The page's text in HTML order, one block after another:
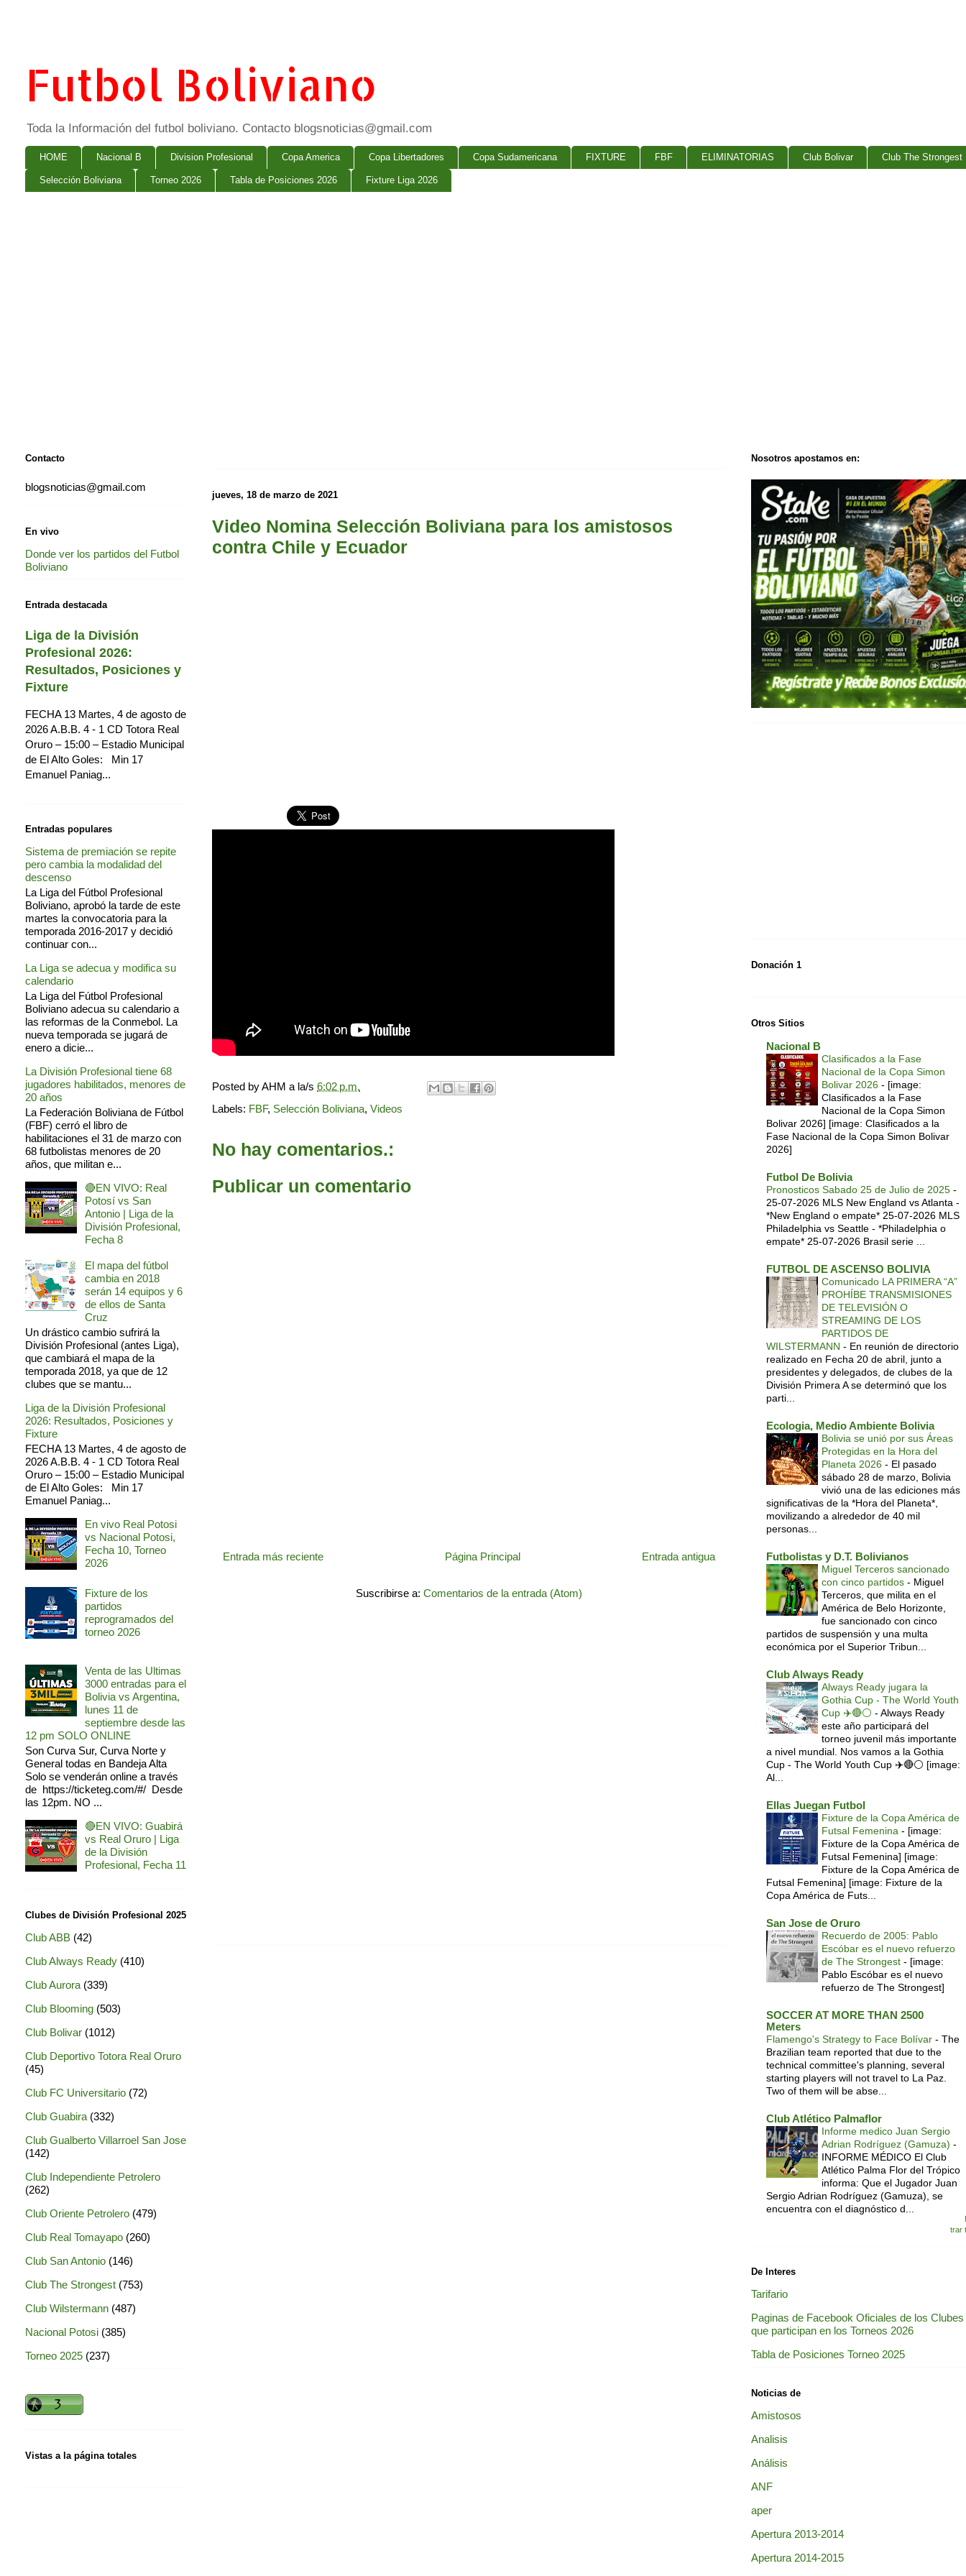
Futbol Boliviano
Toda la Información del futbol boliviano. Contacto blogsnoticias@gmail.com
HOME Nacional B Division Profesional Copa America Copa Libertadores Copa Sudamericana FIXTURE FBF ELIMINATORIAS Club Bolivar Club The Strongest
Selección Boliviana Torneo 2026 Tabla de Posiciones 2026 Fixture Liga 2026
jueves, 18 de marzo de 2021
Video Nomina Selección Boliviana para los amistosos
contra Chile y Ecuador
Posted byAHM a la/s 6:02 p.m.
Labels: FBF, Selección Boliviana, Videos
No hay comentarios.:
Publicar un comentario
Entrada más reciente Entrada antigua
Página Principal
Suscribirse a: Comentarios de la entrada (Atom)
Contacto
blogsnoticias@gmail.com
En vivo
Donde ver los partidos del Futbol
Boliviano
Entrada destacada
Liga de la División
Profesional 2026:
Resultados, Posiciones y
Fixture
FECHA 13 Martes, 4 de agosto de
2026 A.B.B. 4 - 1 CD Totora Real
Oruro – 15:00 – Estadio Municipal
de El Alto Goles: Min 17
Emanuel Paniag...
Entradas populares
Sistema de premiación se repite
pero cambia la modalidad del
descenso
La Liga del Fútbol Profesional
Boliviano, aprobó la tarde de este
martes la convocatoria para la
temporada 2016-2017 y decidió
continuar con...
La Liga se adecua y modifica su
calendario
La Liga del Fútbol Profesional
Boliviano adecua su calendario a
las reformas de la Conmebol. La
nueva temporada se jugará de
enero a dicie...
La División Profesional tiene 68
jugadores habilitados, menores de
20 años
La Federación Boliviana de Fútbol
(FBF) cerró el libro de
habilitaciones el 31 de marzo con
68 futbolistas menores de 20
años, que militan e...
🔴EN VIVO: Real
Potosí vs San
Antonio | Liga de la
División Profesional,
Fecha 8
El mapa del fútbol
cambia en 2018
serán 14 equipos y 6
de ellos de Santa
Cruz
Un drástico cambio sufrirá la
División Profesional (antes Liga),
que cambiará el mapa de la
temporada 2018, ya que de 12
clubes que se mantu...
Liga de la División Profesional
2026: Resultados, Posiciones y
Fixture
FECHA 13 Martes, 4 de agosto de
2026 A.B.B. 4 - 1 CD Totora Real
Oruro – 15:00 – Estadio Municipal
de El Alto Goles: Min 17
Emanuel Paniag...
En vivo Real Potosi
vs Nacional Potosi,
Fecha 10, Torneo
2026
Fixture de los
partidos
reprogramados del
torneo 2026
Venta de las Ultimas
3000 entradas para el
Bolivia vs Argentina,
lunes 11 de
septiembre desde las
12 pm SOLO ONLINE
Son Curva Sur, Curva Norte y
General todas en Bandeja Alta
Solo se venderán online a través
de https://ticketeg.com/#/ Desde
las 12pm. NO ...
🔴EN VIVO: Guabirá
vs Real Oruro | Liga
de la División
Profesional, Fecha 11
Clubes de División Profesional 2025
Club ABB (42)
Club Always Ready (410)
Club Aurora (339)
Club Blooming (503)
Club Bolivar (1012)
Club Deportivo Totora Real Oruro
(45)
Club FC Universitario (72)
Club Guabira (332)
Club Gualberto Villarroel San Jose
(142)
Club Independiente Petrolero
(262)
Club Oriente Petrolero (479)
Club Real Tomayapo (260)
Club San Antonio (146)
Club The Strongest (753)
Club Wilstermann (487)
Nacional Potosi (385)
Torneo 2025 (237)
Vistas a la página totales
Nosotros apostamos en:
Donación 1
Otros Sitios
Nacional B
Clasificados a la Fase
Nacional de la Copa Simon
Bolivar 2026 - [image:
Clasificados a la Fase
Nacional de la Copa Simon
Bolivar 2026] [image: Clasificados a la
Fase Nacional de la Copa Simon Bolivar
2026]
Futbol De Bolivia
Pronosticos Sabado 25 de Julio de 2025 -
25-07-2026 MLS New England vs Atlanta -
*New England o empate* 25-07-2026 MLS
Philadelphia vs Seattle - *Philadelphia o
empate* 25-07-2026 Brasil serie ...
FUTBOL DE ASCENSO BOLIVIA
Comunicado LA PRIMERA “A”
PROHÍBE TRANSMISIONES
DE TELEVISIÓN O
STREAMING DE LOS
PARTIDOS DE
WILSTERMANN - En reunión de directorio
realizado en Fecha 20 de abril, junto a
presidentes y delegados, de clubes de la
División Primera A se determinó que los
parti...
Ecologia, Medio Ambiente Bolivia
Bolivia se unió por sus Áreas
Protegidas en la Hora del
Planeta 2026 - El pasado
sábado 28 de marzo, Bolivia
vivió una de las ediciones más
significativas de la *Hora del Planeta*,
movilizando a alrededor de 40 mil
personas...
Futbolistas y D.T. Bolivianos
Miguel Terceros sancionado
con cinco partidos - Miguel
Terceros, que milita en el
América de Belo Horizonte,
fue sancionado con cinco
partidos de suspensión y una multa
económica por el Superior Tribun...
Club Always Ready
Always Ready jugara la
Gothia Cup - The World Youth
Cup ✈️🔴⚪️ - Always Ready
este año participará del
torneo juvenil más importante
a nivel mundial. Nos vamos a la Gothia
Cup - The World Youth Cup ✈️🔴⚪️ [image:
Al...
Ellas Juegan Futbol
Fixture de la Copa América de
Futsal Femenina - [image:
Fixture de la Copa América de
Futsal Femenina] [image:
Fixture de la Copa América de
Futsal Femenina] [image: Fixture de la
Copa América de Futs...
San Jose de Oruro
Recuerdo de 2005: Pablo
Escóbar es el nuevo refuerzo
de The Strongest - [image:
Pablo Escóbar es el nuevo
refuerzo de The Strongest]
SOCCER AT MORE THAN 2500
Meters
Flamengo's Strategy to Face Bolívar - The
Brazilian team reported that due to the
technical committee's planning, several
starting players will not travel to La Paz.
Two of them will be abse...
Club Atlético Palmaflor
Informe medico Juan Sergio
Adrian Rodríguez (Gamuza) -
INFORME MÉDICO El Club
Atlético Palma Flor del Trópico
informa: Que el Jugador Juan
Sergio Adrian Rodríguez (Gamuza), se
encuentra con el diagnóstico d...
trar
De Interes
Tarifario
Paginas de Facebook Oficiales de los Clubes
que participan en los Torneos 2026
Tabla de Posiciones Torneo 2025
Noticias de
Amistosos
Analisis
Análisis
ANF
aper
Apertura 2013-2014
Apertura 2014-2015